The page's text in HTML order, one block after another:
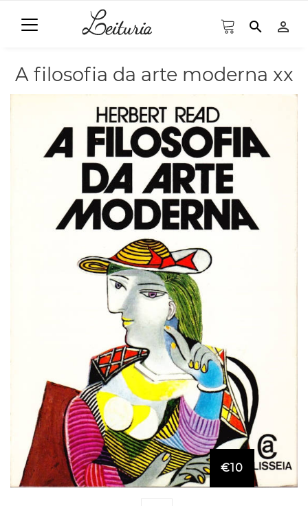
search person_outline
A filosofia da arte moderna xx
€10